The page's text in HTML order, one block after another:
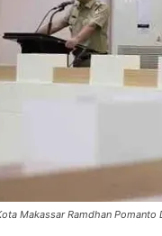
Makassar Ramdhan